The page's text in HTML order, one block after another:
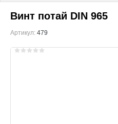
Винт потай DIN 965
Артикул: 479